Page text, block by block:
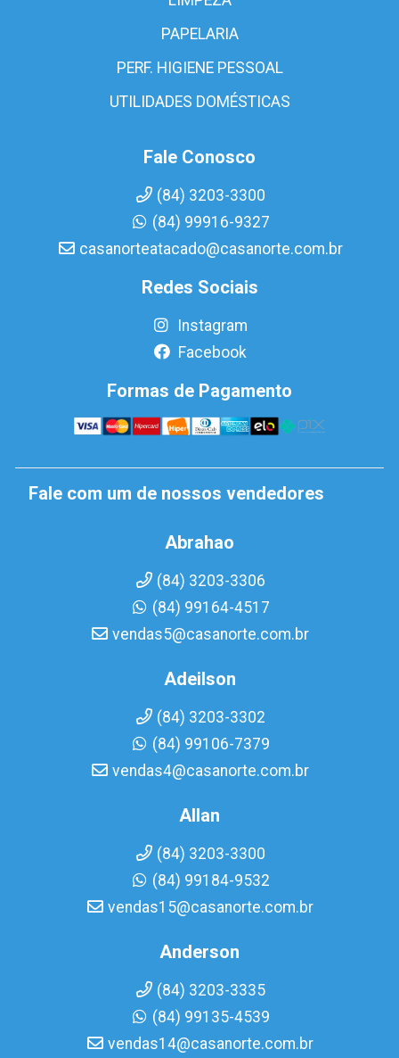
PAPELARIA
PERF. HIGIENE PESSOAL
UTILIDADES DOMÉSTICAS
Fale Conosco
(84) 3203-3300
(84) 99916-9327
casanorteatacado@casanorte.com.br
Redes Sociais
Instagram
Facebook
Formas de Pagamento
Fale com um de nossos vendedores
Abrahao
(84) 3203-3306
(84) 99164-4517
vendas5@casanorte.com.br
Adeilson
(84) 3203-3302
(84) 99106-7379
vendas4@casanorte.com.br
Allan
(84) 3203-3300
(84) 99184-9532
vendas15@casanorte.com.br
Anderson
(84) 3203-3335
(84) 99135-4539
vendas14@casanorte.com.br